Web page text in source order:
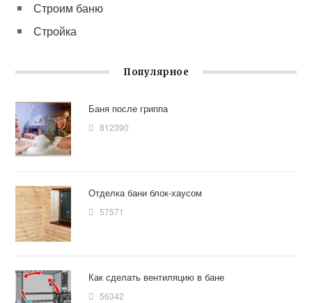
Строим баню
Стройка
Популярное
Баня после гриппа
812390
Отделка бани блок-хаусом
57571
Как сделать вентиляцию в бане
56342